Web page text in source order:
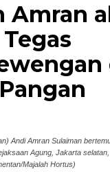
Amran
Andi Amran Sulaiman
Agung, Jakarta
Majalah Hortus)